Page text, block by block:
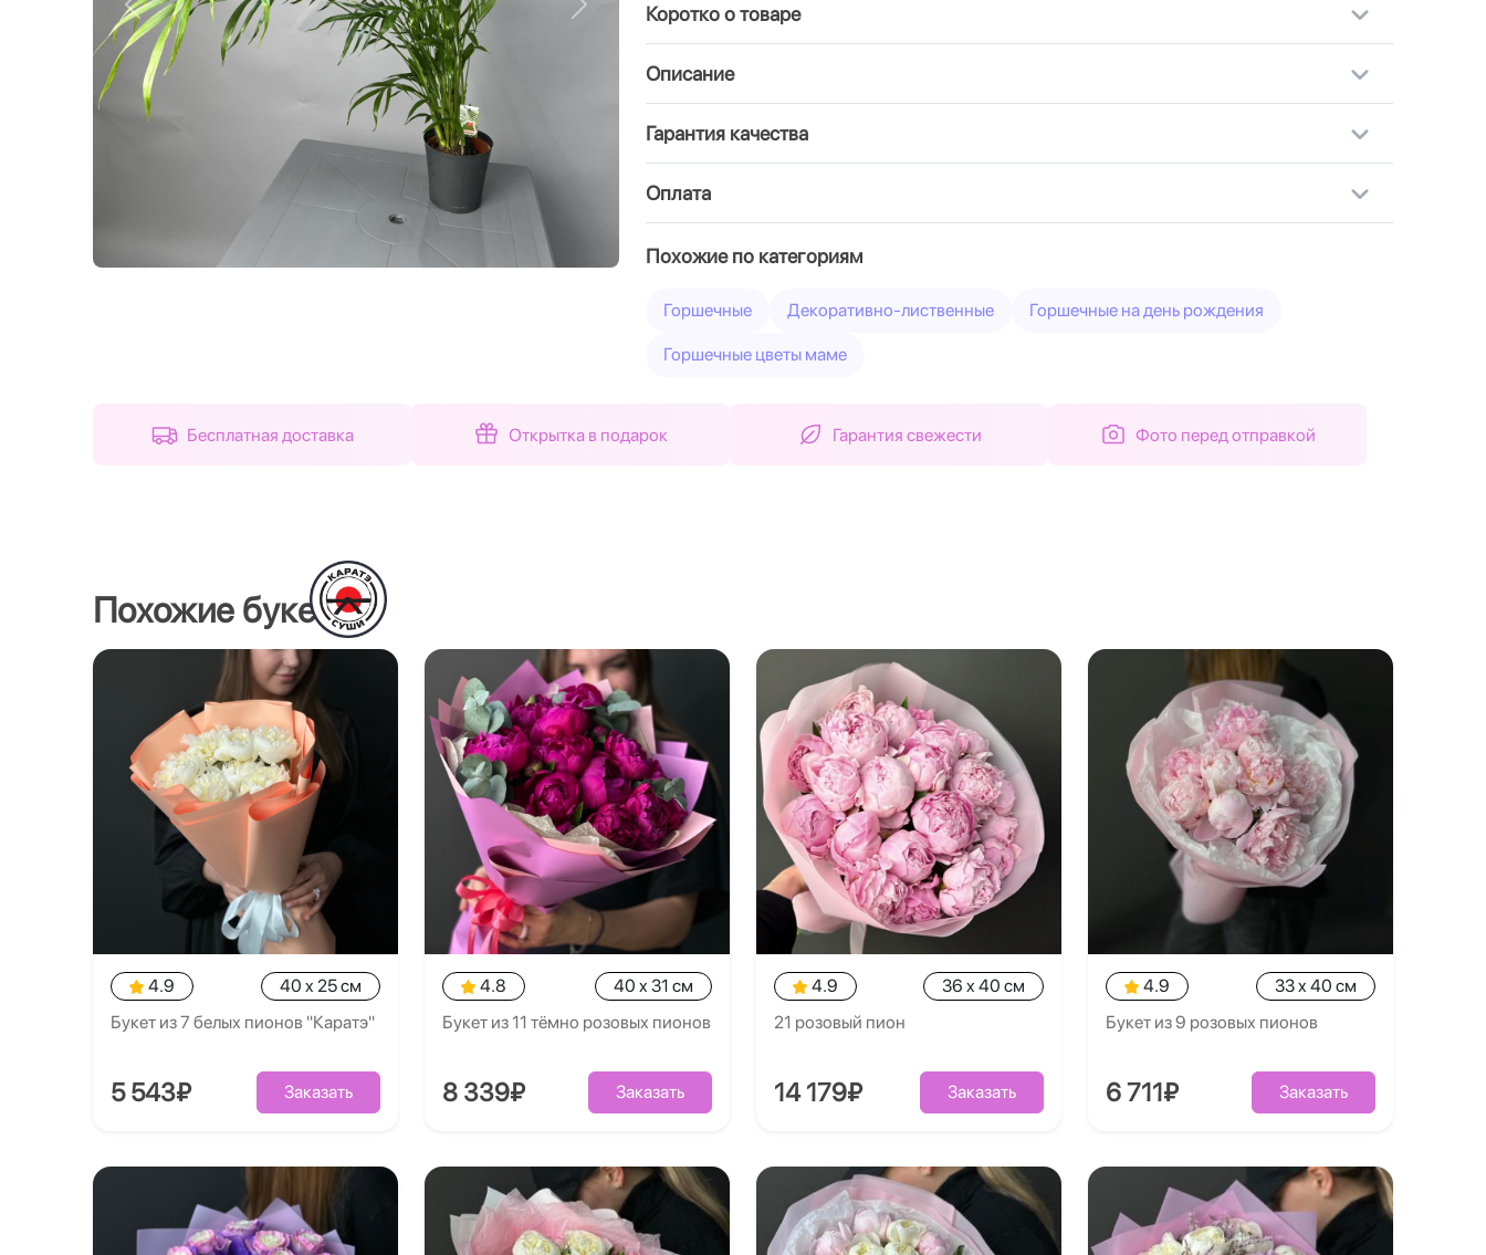
Назад Вперед Коротко о товаре
Описание
Гарантия качества
Оплата
Похожие по категориям
Горшечные Декоративно-лиственные Горшечные на день рождения
Горшечные цветы маме
Бесплатная доставка Открытка в подарок Гарантия свежести Фото перед отправкой
Похожие букеты
4.9
40 x 25 см
Букет из 7 белых пионов "Каратэ"
5 543₽ Заказать
4.8
40 x 31 см
Букет из 11 тёмно розовых пионов
8 339₽ Заказать
4.9
36 x 40 см
21 розовый пион
14 179₽ Заказать
4.9
33 x 40 см
Букет из 9 розовых пионов
6 711₽ Заказать